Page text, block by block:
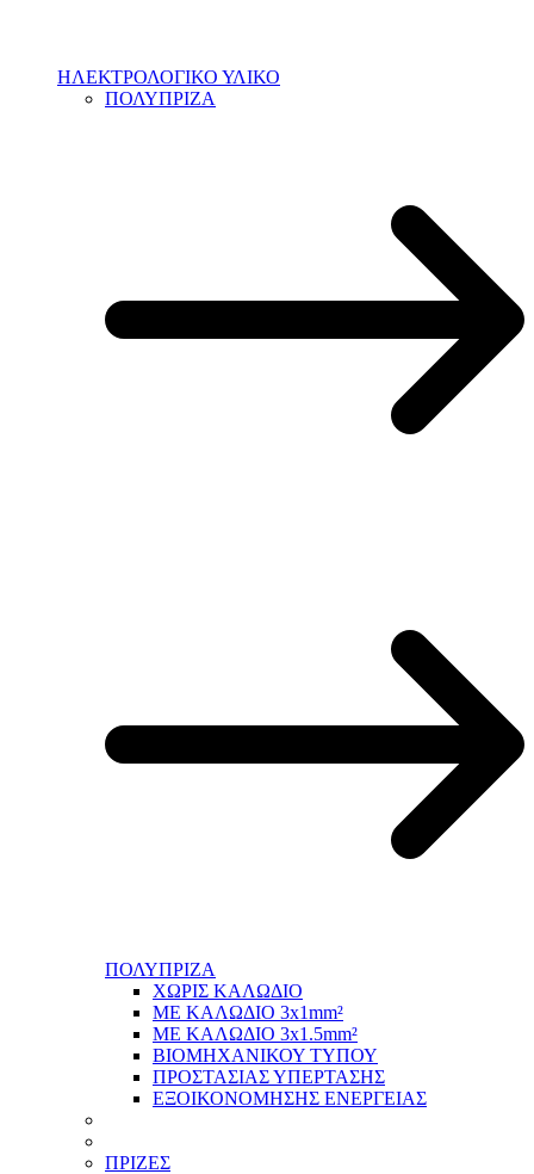
ΗΛΕΚΤΡΟΛΟΓΙΚΟ ΥΛΙΚΟ
ΠΟΛΥΠΡΙΖΑ
ΠΟΛΥΠΡΙΖΑ
ΧΩΡΙΣ ΚΑΛΩΔΙΟ
ΜΕ ΚΑΛΩΔΙΟ 3x1mm²
ΜΕ ΚΑΛΩΔΙΟ 3x1.5mm²
ΒΙΟΜΗΧΑΝΙΚΟΥ ΤΥΠΟΥ
ΠΡΟΣΤΑΣΙΑΣ ΥΠΕΡΤΑΣΗΣ
ΕΞΟΙΚΟΝΟΜΗΣΗΣ ΕΝΕΡΓΕΙΑΣ
ΠΡΙΖΕΣ